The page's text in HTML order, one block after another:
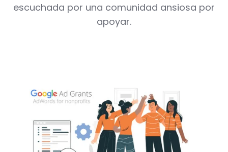
escuchada por una comunidad ansiosa por
apoyar.